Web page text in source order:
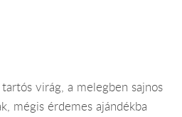
virág, a melegben sajnos
mégis érdemes ajándékba